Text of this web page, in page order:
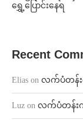
ရွှေ့ပြောင်းနေရ
Recent
Elias on လက်ပံတန်း
Luz on လက်ပံတန်းက